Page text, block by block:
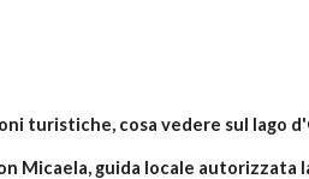
turistiche, cosa vedere sul lago
Micaela, guida locale autorizzata